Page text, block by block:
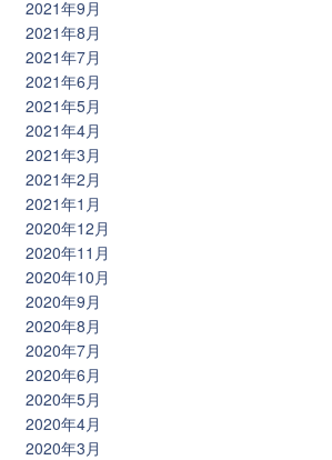
2021年9月
2021年8月
2021年7月
2021年6月
2021年5月
2021年4月
2021年3月
2021年2月
2021年1月
2020年12月
2020年11月
2020年10月
2020年9月
2020年8月
2020年7月
2020年6月
2020年5月
2020年4月
2020年3月